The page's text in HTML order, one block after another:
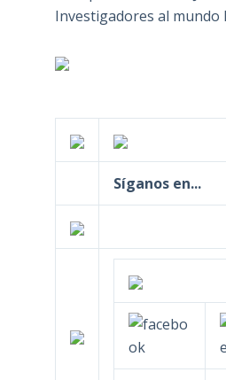
Investigadores al mundo
Síganos en...